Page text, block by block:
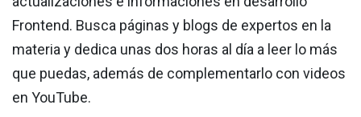
Frontend. Busca páginas y blogs de expertos en la
materia y dedica unas dos horas al día a leer lo más
que puedas, además de complementarlo con videos
en YouTube.